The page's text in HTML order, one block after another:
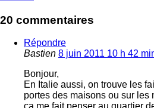
20 commentaires
Répondre
Bastien 8 juin 2011 10 h 42
Bonjour,
En Italie aussi, on trouve les
portes des maisons ou sur les